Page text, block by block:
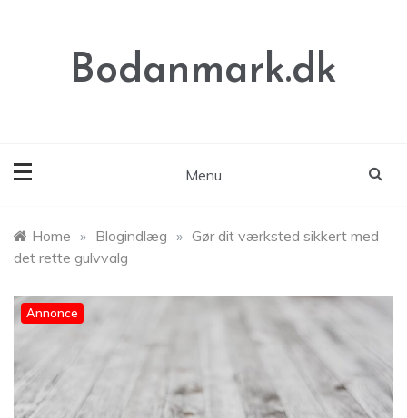
Bodanmark.dk
Menu
Home » Blogindlæg » Gør dit værksted sikkert med
det rette gulvvalg
Annonce